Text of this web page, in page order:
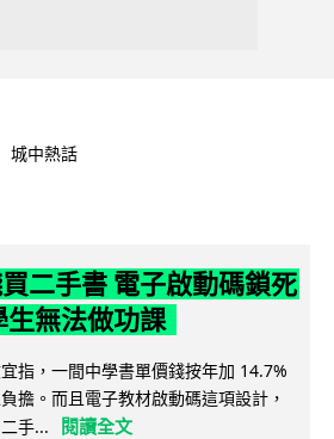
城中熱話
二手書 電子啟動碼鎖死
生無法做功課
指，一間中學書單價錢按年加 14.7%
擔。而且電子教材啟動碼這項設計，
手...
閱讀全文